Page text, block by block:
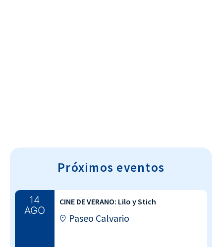
Próximos eventos
14
AGO
CINE DE VERANO: Lilo y Stich
Paseo Calvario